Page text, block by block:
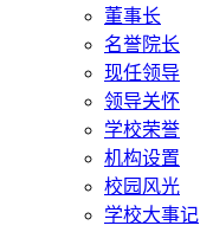
董事长
名誉院长
现任领导
领导关怀
学校荣誉
机构设置
校园风光
学校大事记